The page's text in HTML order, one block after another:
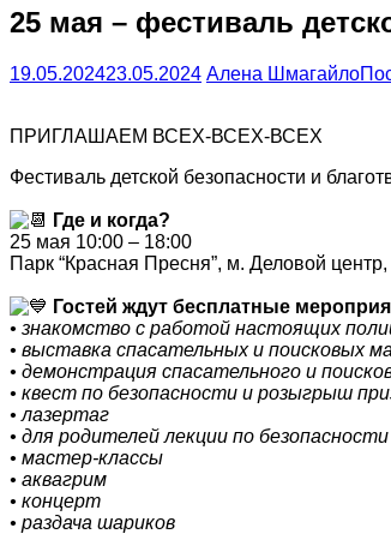
25 мая – фестиваль
19.05.202423.05.2024 Алена Шмагайло
ПРИГЛАШАЕМ ВСЕХ-ВСЕХ-ВСЕХ
Фестиваль детской безопасности и
Где и когда?
25 мая 10:00 – 18:00
Парк “Красная Пресня”, м. Деловой
Гостей ждут бесплатные
• знакомство с работой настоящих
• выставка спасательных и поисковых
• демонстрация спасательного и
• квест по безопасности и розыгрыш
• лазертаг
• для родителей лекции по
• мастер-классы
• аквагрим
• концерт
• раздача шариков